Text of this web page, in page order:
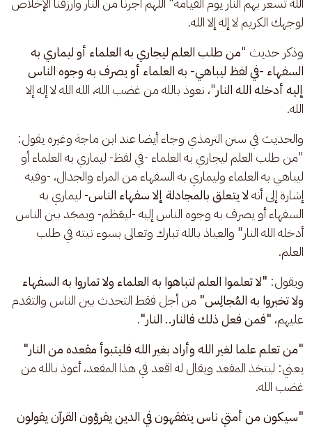
لوجهك الكريم لا إله إلا الله.
وذكر حديث "من طلب العلم ليجاري به العلماء أو ليماري به
السفهاء -في لفظ ليباهي- به العلماء أو يصرف به وجوه الناس
إليه أدخله الله النار"، نعوذ بالله من غضب الله، الله الله لا إله إلا
الله.
والحديث في سنن الترمذي وجاء أيضا عند ابن ماجة وغيره يقول:
"من طلب العلم ليجاري به العلماء -في لفظ- ليماري به العلماء أو
ليباهي به العلماء وليماري به السفهاء من المراء والجدال، -وفيه
إشارة إلى أنه لا يتعلق بالمجادلة إلا سفهاء الناس- ليماري به
السفهاء أو يصرف به وجوه الناس إليه -ليعَظم- ويمجَد بين الناس
أدخله الله النار" والعياذ بالله تبارك وتعالى بسوء نيته في طلب
العلم.
ويقول: "لا تعلموا العلم لتباهوا به العلماء ولا تماروا به السفهاء
ولا تخبروا به المُجالِس" من أجل فقط التحدث بين الناس والتقدم
عليهم، "فمن فعل ذلك فالنار.. النار".
"من تعلم علما لغير الله وأراد بغير الله فليتبوأ مقعده من النار"
يعني: ليتخذ المقعد ويقال له اقعد في هذا المقعد، أعوذ بالله من
غضب الله.
"سيكون من أمتي ناس يتفقهون في الدين يقرؤون القرآن يقولون